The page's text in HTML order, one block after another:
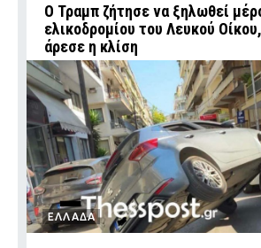
Ο Τραμπ ζήτησε να ξηλωθεί
ελικοδρομίου του Λευκού
άρεσε η κλίση
ΕΛΛΑΔΑ